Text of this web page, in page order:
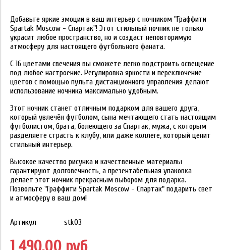
Добавьте яркие эмоции в ваш интерьер с ночником "Граффити
Spartak Moscow - Спартак"! Этот стильный ночник не только
украсит любое пространство, но и создаст неповторимую
атмосферу для настоящего футбольного фаната.
С 16 цветами свечения вы сможете легко подстроить освещение
под любое настроение. Регулировка яркости и переключение
цветов с помощью пульта дистанционного управления делают
использование ночника максимально удобным.
Этот ночник станет отличным подарком для вашего друга,
который увлечён футболом, сына мечтающего стать настоящим
футболистом, брата, болеющего за Спартак, мужа, с которым
разделяете страсть к клубу, или даже коллеге, который ценит
стильный интерьер.
Высокое качество рисунка и качественные материалы
гарантируют долговечность, а презентабельная упаковка
делает этот ночник прекрасным выбором для подарка.
Позвольте "Граффити Spartak Moscow - Спартак" подарить свет
и атмосферу в ваш дом!
Артикул stk03
1 490.00 руб